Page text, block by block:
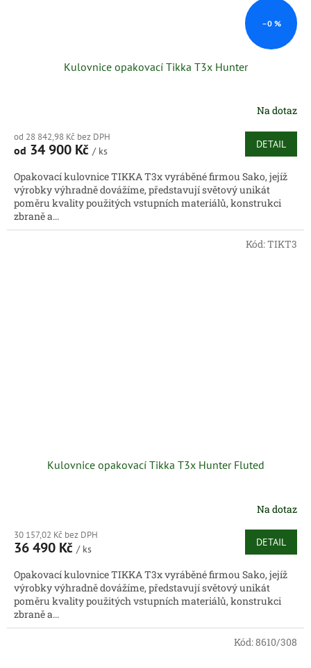
–0 %
Kulovnice opakovací Tikka T3x Hunter
Na dotaz
od 28 842,98 Kč bez DPH
od 34 900 Kč / ks
DETAIL
Opakovací kulovnice TIKKA T3x vyráběné firmou Sako, jejíž
výrobky výhradně dovážíme, představují světový unikát
poměru kvality použitých vstupních materiálů, konstrukci
zbraně a...
Kulovnice opakovací Tikka T3x Hunter Fluted
Na dotaz
30 157,02 Kč bez DPH
36 490 Kč / ks
DETAIL
Opakovací kulovnice TIKKA T3x vyráběné firmou Sako, jejíž
výrobky výhradně dovážíme, představují světový unikát
poměru kvality použitých vstupních materiálů, konstrukci
zbraně a...
Kód:TIKT3
Kód:8610/308